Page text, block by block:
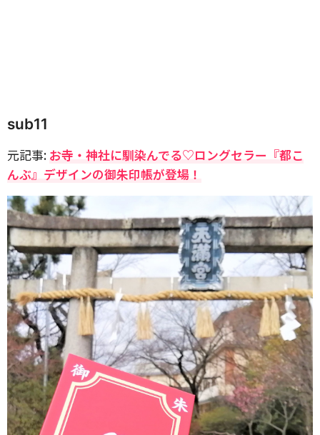
sub11
元記事: お寺・神社に馴染んでる♡ロングセラー『都こ
んぶ』デザインの御朱印帳が登場！